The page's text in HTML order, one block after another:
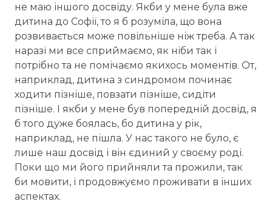
не маю іншого досвіду. Якби у мене була вже
дитина до Софії, то я б розуміла, що вона
розвивається може повільніше ніж треба. А так
наразі ми все сприймаємо, як ніби так і
потрібно та не помічаємо якихось моментів. От,
наприклад, дитина з синдромом починає
ходити пізніше, повзати пізніше, сидіти
пізніше. І якби у мене був попередній досвід, я
б того дуже боялась, бо дитина у рік,
наприклад, не пішла. У нас такого не було, є
лише наш досвід і він єдиний у своєму роді.
Поки що ми його прийняли та прожили, так
би мовити, і продовжуємо проживати в інших
аспектах.